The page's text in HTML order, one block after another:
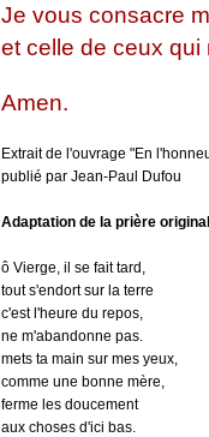
Je vous consacre
et celle de ceux qui
Amen.
Extrait de l'ouvrage "En
publié par Jean-Paul Dufou
Adaptation de la prière
ô Vierge, il se fait tard,
tout s'endort sur la terre
c'est l'heure du repos,
ne m'abandonne pas.
mets ta main sur mes yeux,
comme une bonne mère,
ferme les doucement
aux choses d'ici bas.